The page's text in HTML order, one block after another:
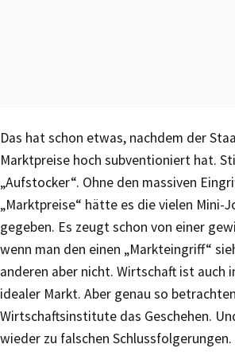
Das hat schon etwas, nachdem der
Marktpreise hoch subventioniert hat.
„Aufstocker“. Ohne den massiven
„Marktpreise“ hätte es die vielen Mini-
gegeben. Es zeugt schon von einer
wenn man den einen „Markteingriff“
anderen aber nicht. Wirtschaft ist auch
idealer Markt. Aber genau so
Wirtschaftsinstitute das Geschehen.
wieder zu falschen Schlussfolgerungen.